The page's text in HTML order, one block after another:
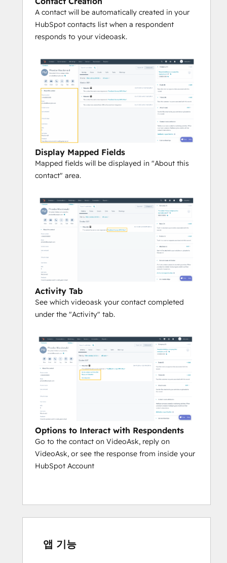
integrations:
Calendly
HubSpot meetings
A contact will be automatically created in your
HubSpot contacts list when a respondent
responds to your videoask.
Display Mapped Fields
Mapped fields will be displayed in "About this
contact" area.
Activity Tab
See which videoask your contact completed
under the "Activity" tab.
Options to Interact with Respondents
Go to the contact on VideoAsk, reply on
VideoAsk, or see the response from inside your
HubSpot Account
앱 기능